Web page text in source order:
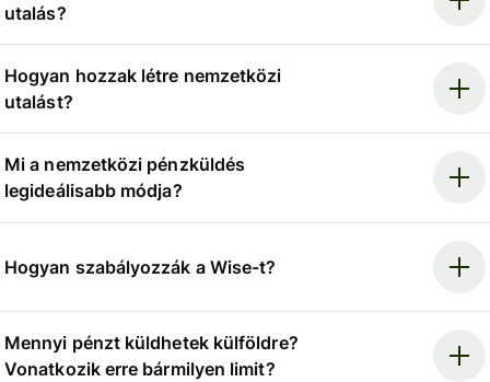
utalás?
Hogyan hozzak létre nemzetközi
utalást?
Mi a nemzetközi pénzküldés
legideálisabb módja?
Hogyan szabályozzák a Wise-t?
Mennyi pénzt küldhetek külföldre?
Vonatkozik erre bármilyen limit?